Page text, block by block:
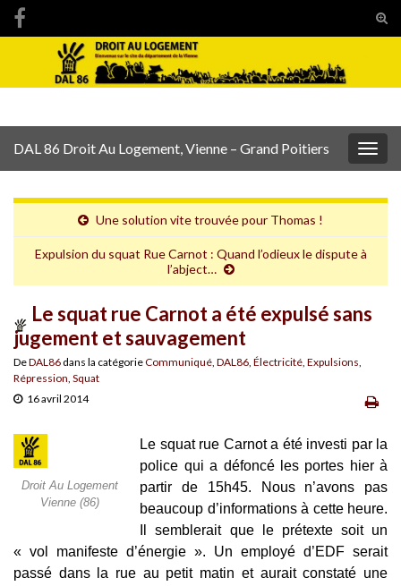
Search for:
DAL 86 Droit Au Logement, Vienne – Grand Poitiers
Une solution vite trouvée pour Thomas !
Expulsion du squat Rue Carnot : Quand l’odieux le dispute à
l’abject…
Le squat rue Carnot a été expulsé sans
jugement et sauvagement
DeDAL86 dans la catégorieCommuniqué, DAL86, Électricité, Expulsions,
Répression, Squat
16 avril 2014
Droit Au Logement
Vienne (86)
Le squat rue Carnot a été investi par la
police qui a défoncé les portes hier à
partir de 15h45. Nous n’avons pas
beaucoup d’informations à cette heure.
Il semblerait que le prétexte soit un
« vol manifeste d’énergie ». Un employé d’EDF serait
passé dans la rue au petit matin et aurait constaté une